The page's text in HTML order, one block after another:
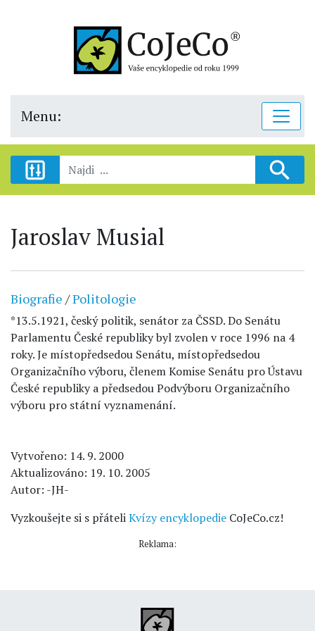
Menu:
Jaroslav Musial
Biografie /Politologie
*13.5.1921, český politik, senátor za ČSSD. Do Senátu
Parlamentu České republiky byl zvolen v roce 1996 na 4
roky. Je místopředsedou Senátu, místopředsedou
Organizačního výboru, členem Komise Senátu pro Ústavu
České republiky a předsedou Podvýboru Organizačního
výboru pro státní vyznamenání.
Vytvořeno: 14. 9. 2000
Aktualizováno: 19. 10. 2005
Autor: -JH-
Vyzkoušejte si s přáteliKvízy encyklopedie CoJeCo.cz!
Reklama: